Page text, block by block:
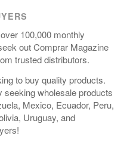
100,000 monthly
out Comprar Magazine
trusted distributors.
to buy quality products.
seeking wholesale products
Mexico, Ecuador, Peru,
Uruguay, and